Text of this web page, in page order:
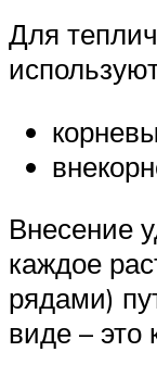
Для
Внесение
каждое
рядами)
виде – это